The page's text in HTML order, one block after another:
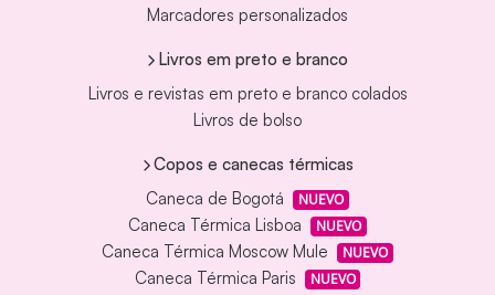
Marcadores personalizados
Livros em preto e branco
Livros e revistas em preto e branco colados
Livros de bolso
Copos e canecas térmicas
Caneca de Bogotá
NUEVO
Caneca Térmica Lisboa NUEVO
Caneca Térmica Moscow Mule NUEVO
Caneca Térmica Paris NUEVO